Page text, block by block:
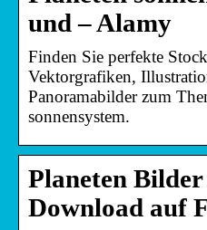
und – Alamy
Finden Sie perfekte
Vektorgrafiken,
Panoramabilder zum
sonnensystem.
Planeten
Download auf